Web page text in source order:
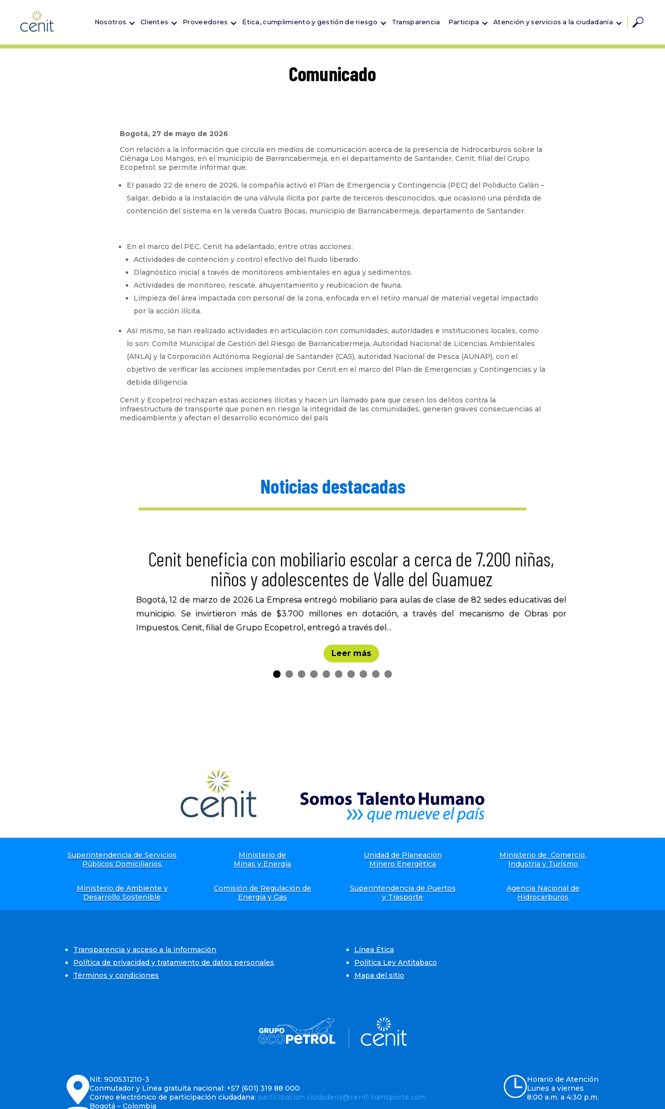
Nosotros Clientes Proveedores Ética, cumplimiento y gestión de riesgo Transparencia Participa Atención y servicios a la ciudadanía
Comunicado
Bogotá, 27 de mayo de 2026
Con relación a la información que circula en medios de comunicación acerca de la presencia de hidrocarburos sobre la
Ciénaga Los Mangos, en el municipio de Barrancabermeja, en el departamento de Santander, Cenit, filial del Grupo
Ecopetrol, se permite informar que:
El pasado 22 de enero de 2026, la compañía activó el Plan de Emergencia y Contingencia (PEC) del Poliducto Galán –
Salgar, debido a la instalación de una válvula ilícita por parte de terceros desconocidos, que ocasionó una pérdida de
contención del sistema en la vereda Cuatro Bocas, municipio de Barrancabermeja, departamento de Santander.
En el marco del PEC, Cenit ha adelantado, entre otras acciones:
Actividades de contención y control efectivo del fluido liberado.
Diagnóstico inicial a través de monitoreos ambientales en agua y sedimentos.
Actividades de monitoreo, rescate, ahuyentamiento y reubicación de fauna.
Limpieza del área impactada con personal de la zona, enfocada en el retiro manual de material vegetal impactado
por la acción ilícita.
Así mismo, se han realizado actividades en articulación con comunidades, autoridades e instituciones locales, como
lo son: Comité Municipal de Gestión del Riesgo de Barrancabermeja, Autoridad Nacional de Licencias Ambientales
(ANLA) y la Corporación Autónoma Regional de Santander (CAS), autoridad Nacional de Pesca (AUNAP), con el
objetivo de verificar las acciones implementadas por Cenit en el marco del Plan de Emergencias y Contingencias y la
debida diligencia.
Cenit y Ecopetrol rechazan estas acciones ilícitas y hacen un llamado para que cesen los delitos contra la
infraestructura de transporte que ponen en riesgo la integridad de las comunidades, generan graves consecuencias al
medioambiente y afectan el desarrollo económico del país
Noticias destacadas
Cenit beneficia con mobiliario escolar a cerca de 7.200 niñas,
niños y adolescentes de Valle del Guamuez
Bogotá, 12 de marzo de 2026 La Empresa entregó mobiliario para aulas de clase de 82 sedes educativas del
municipio. Se invirtieron más de $3.700 millones en dotación, a través del mecanismo de Obras por
Impuestos. Cenit, filial de Grupo Ecopetrol, entregó a través del...
Leer más
Superintendencia de Servicios
Públicos Domiciliarios
Ministerio de
Minas y Energía
Unidad de Planeación
Minero Energética
Ministerio de Comercio,
Industria y Turísmo
Ministerio de Ambiente y
Desarrollo Sostenible
Comisión de Regulación de
Energía y Gas
Superintendencia de Puertos
y Trasporte
Agencia Nacional de
Hidrocarburos
Transparencia y acceso a la información
Política de privacidad y tratamiento de datos personales
Términos y condiciones
Línea Ética
Política Ley Antitabaco
Mapa del sitio
Nit: 900531210-3
Conmutador y Línea gratuita nacional: +57 (601) 319 88 000
Correo electrónico de participación ciudadana: participacion.ciudadana@cenit-transporte.com
Bogotá – Colombia
Horario de Atención
Lunes a viernes
8:00 a.m. a 4:30 p.m.